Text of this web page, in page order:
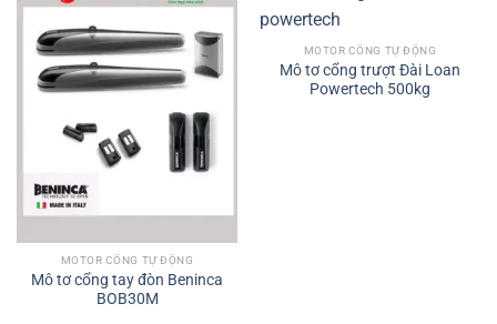
MOTOR CỔNG TỰ ĐỘNG
Mô tơ cổng tay đòn Beninca
BOB30M
MOTOR CỔNG TỰ ĐỘNG
Mô tơ cổng trượt Đài Loan
Powertech 500kg